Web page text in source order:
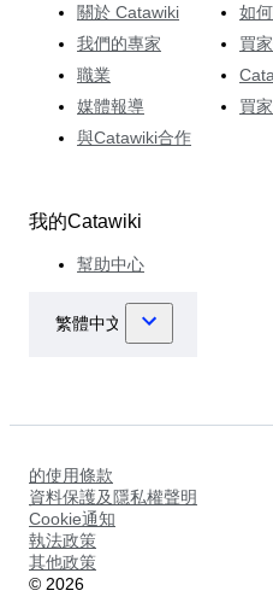
關於 Catawiki
我們的專家
職業
媒體報導
與Catawiki合作
如
買
買
我的Catawiki
幫助中心
的使用條款
資料保護及隱私權聲明
Cookie通知
執法政策
其他政策
© 2026